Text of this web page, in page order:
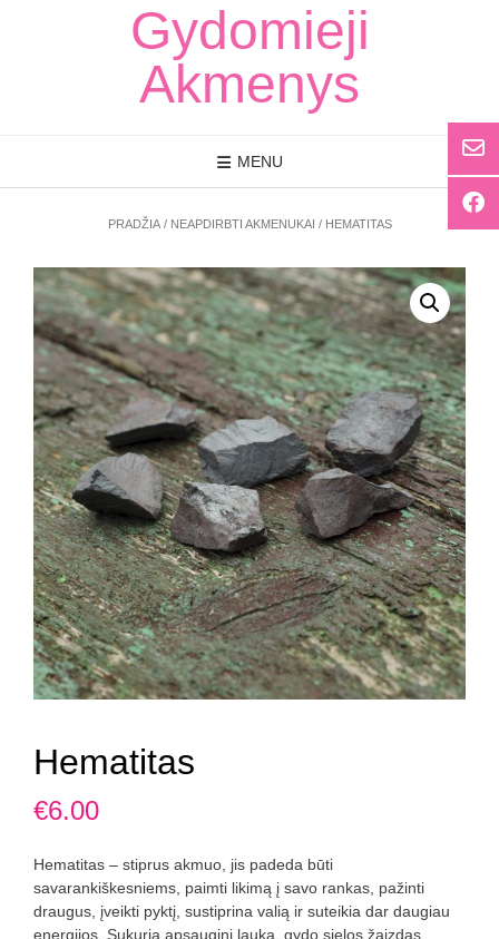
Gydomieji
Akmenys
MENU
PRADŽIA/ NEAPDIRBTI AKMENUKAI / HEMATITAS
Hematitas
€6.00
Hematitas – stiprus akmuo, jis padeda būti
savarankiškesniems, paimti likimą į savo rankas, pažinti
draugus, įveikti pyktį, sustiprina valią ir suteikia dar daugiau
energijos. Sukuria apsauginį lauką, gydo sielos žaizdas.